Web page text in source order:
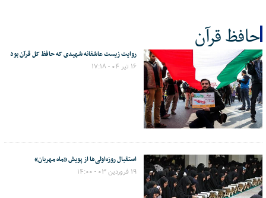
حافظ قرآن
کل اخبار:3 روایت زیست عاشقانه شهیدی که حافظ کل قرآن بود
۱۶ تیر ۰۴ - ۱۷:۱۸
استقبال روزه‌اولی‌ها از پویش «ماه مهربان»
۱۹ فروردین ۰۳ - ۱۴:۰۰